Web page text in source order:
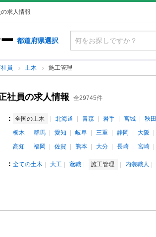
求人情報
都道府県選択
員 土木 施工管理
社員の求人情報 全29745件
： 全国の土木 北海道 青森 岩手 宮城 秋田
栃木
群馬 愛知 岐阜 三重 静岡 大阪
高知
福岡 佐賀 熊本 大分 長崎 宮崎
： 全ての土木 大工 鳶職 施工管理 内装職人